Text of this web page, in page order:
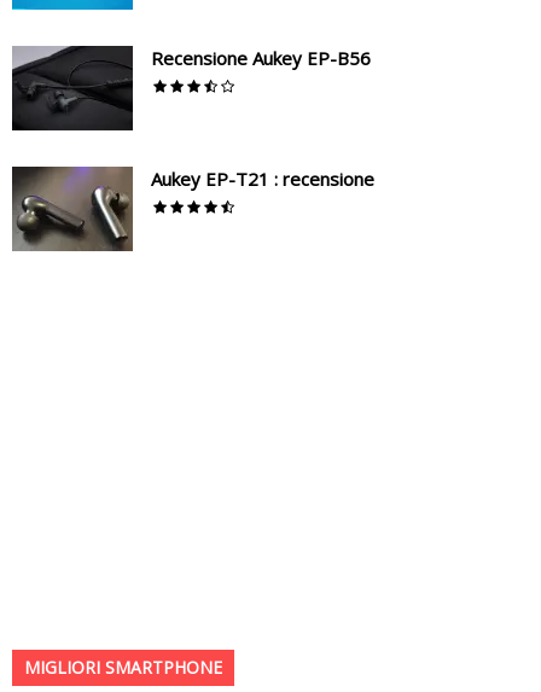
Recensione Aukey EP-B56
Aukey EP-T21 : recensione
MIGLIORI SMARTPHONE